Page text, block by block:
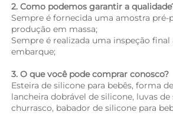
2. Como podemos garantir a
Sempre é fornecida uma amostra pré-
produção em massa;
Sempre é realizada uma inspeção final
embarque;
3. O que você pode comprar conosco?
Esteira de silicone para bebês, forma
lancheira dobrável de silicone, luvas de
churrasco, babador de silicone para